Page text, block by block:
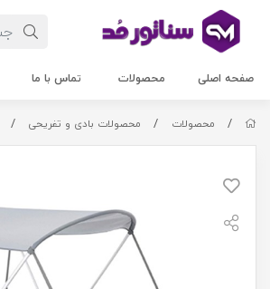
صفحه اصلی محصولات تماس با ما
/ محصولات / محصولات بادی و تفریحی /